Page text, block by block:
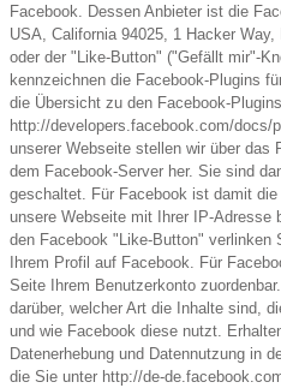
Facebook. Dessen Anbieter ist die
USA, California 94025, 1 Hacker
oder der "Like-Button" ("Gefällt mir"-
kennzeichnen die Facebook-Plugins
die Übersicht zu den Facebook-
http://developers.facebook.com/docs/
unserer Webseite stellen wir über das
dem Facebook-Server her. Sie sind
geschaltet. Für Facebook ist damit
unsere Webseite mit Ihrer IP-
den Facebook "Like-Button" verlinken
Ihrem Profil auf Facebook. Für
Seite Ihrem Benutzerkonto
darüber, welcher Art die Inhalte sind,
und wie Facebook diese nutzt.
Datenerhebung und Datennutzung in
die Sie unter http://de-